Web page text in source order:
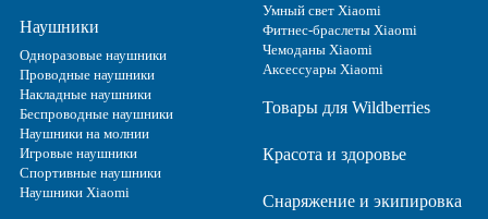
Наушники
Одноразовые наушники
Проводные наушники
Накладные наушники
Беспроводные наушники
Наушники на молнии
Игровые наушники
Спортивные наушники
Наушники Xiaomi
Умный свет Xiaomi
Фитнес-браслеты Xiaomi
Чемоданы Xiaomi
Аксессуары Xiaomi
Товары для Wildberries
Красота и здоровье
Снаряжение и экипировка